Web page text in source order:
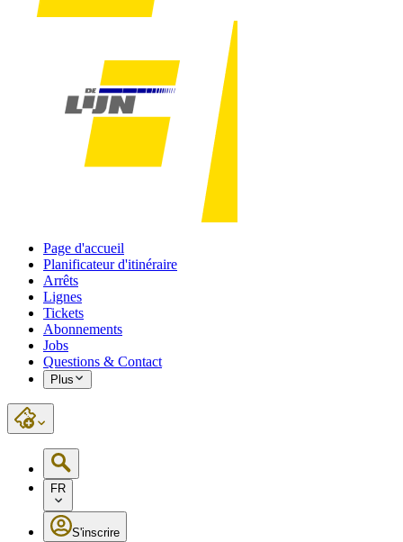
Page d'accueil
Planificateur d'itinéraire
Arrêts
Lignes
Tickets
Abonnements
Jobs
Questions & Contact
Plus
FR
S'inscrire